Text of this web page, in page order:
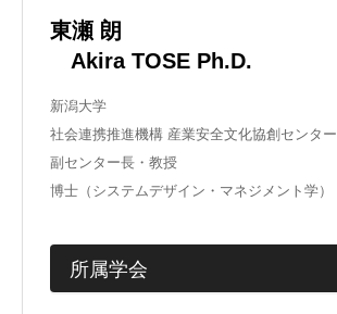
東瀬 朗
Akira TOSE Ph.D.
新潟大学
社会連携推進機構 産業安全文化協創センター
副センター長・教授
博士（システムデザイン・マネジメント学）
所属学会